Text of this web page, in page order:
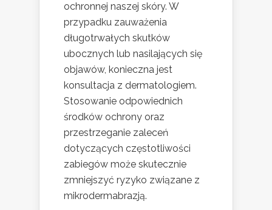
ochronnej naszej skóry. W
przypadku zauważenia
długotrwałych skutków
ubocznych lub nasilających się
objawów, konieczna jest
konsultacja z dermatologiem.
Stosowanie odpowiednich
środków ochrony oraz
przestrzeganie zaleceń
dotyczących częstotliwości
zabiegów może skutecznie
zmniejszyć ryzyko związane z
mikrodermabrazją.